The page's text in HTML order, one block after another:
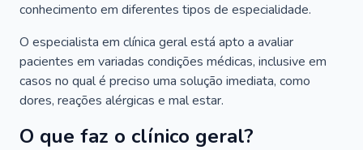
conhecimento em diferentes tipos de especialidade.
O especialista em clínica geral está apto a avaliar
pacientes em variadas condições médicas, inclusive em
casos no qual é preciso uma solução imediata, como
dores, reações alérgicas e mal estar.
O que faz o clínico geral?